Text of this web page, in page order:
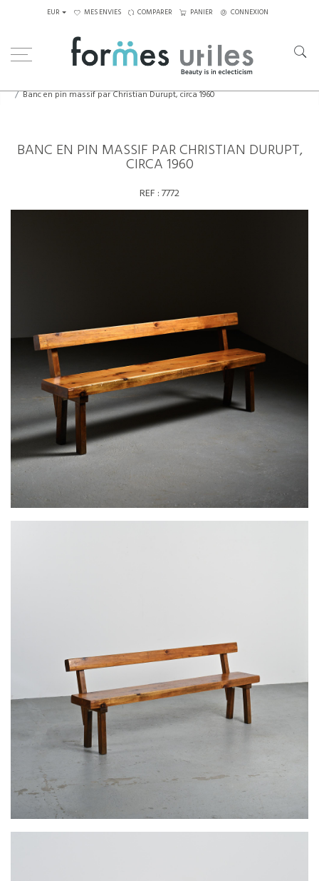
EUR MES ENVIES COMPARER PANIER CONNEXION
Banc en pin massif par Christian Durupt, circa 1960
BANC EN PIN MASSIF PAR CHRISTIAN DURUPT,
CIRCA 1960
REF :7772